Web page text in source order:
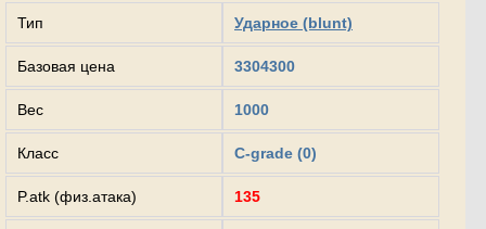
Тип Ударное (blunt)
Базовая цена 3304300
Вес 1000
Класс C-grade (0)
P.atk (физ.атака) 135